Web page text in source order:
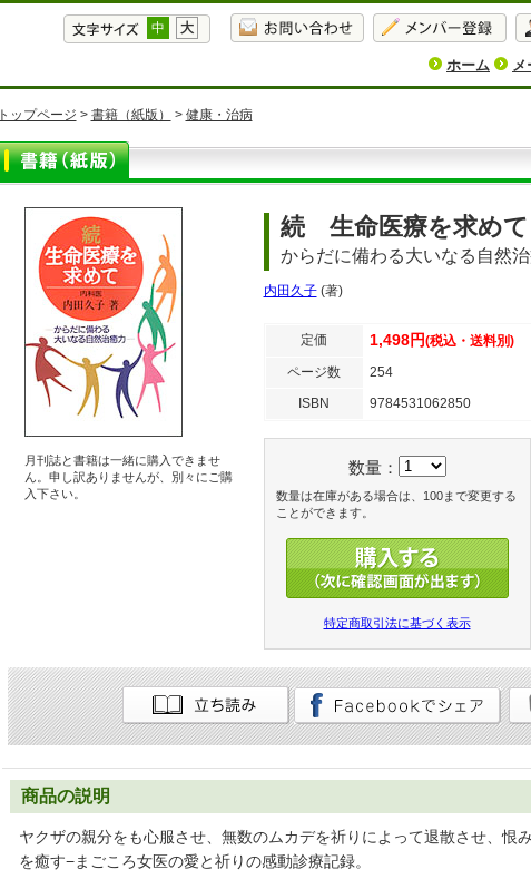
中 大
ホーム メ
トップページ > 書籍（紙版） > 健康・治病
月刊誌と書籍は一緒に購入できませ
ん。申し訳ありませんが、別々にご購
入下さい。
続 生命医療を求めて
からだに備わる大いなる自然
内田久子 (著)
定価 1,498円(税込・送料別)
ページ数 254
ISBN
9784531062850
数量：
数量は在庫がある場合は、100まで変更する
ことができます。
特定商取引法に基づく表示
商品の説明
ヤクザの親分をも心服させ、無数のムカデを祈りによって退散させ、恨
を癒す−まごころ女医の愛と祈りの感動診療記録。